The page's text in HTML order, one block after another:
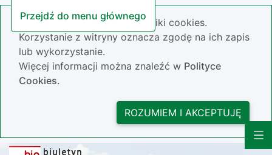
Przejdź do menu głównego
Nasza strona wykorzystuje pliki cookies.
Korzystanie z witryny oznacza zgodę na ich zapis
lub wykorzystanie.
Więcej informacji można znaleźć w Polityce
Cookies.
ROZUMIEM I AKCEPTUJĘ